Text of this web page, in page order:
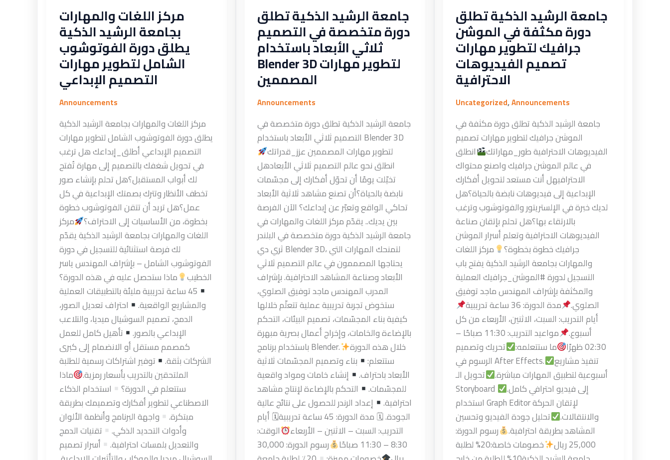
مركز اللغات والمهارات
بجامعة الرشيد الذكية
يطلق دورة الفوتوشوب
الشامل لتطوير مهارات
التصميم الإبداعي
Announcements
مركز اللغات والمهارات بجامعة الرشيد الذكية
يطلق دورة الفوتوشوب الشامل لتطوير مهارات
التصميم الإبداعي أطلق_إبداعك هل ترغب
في تحويل شغفك بالتصميم إلى مهارة تُفتح
لك أبواب المستقبل؟هل تحلم بإنشاء صور
تخطف الأنظار وتترك بصمتك الإبداعية في كل
عمل؟هل تريد أن تتقن الفوتوشوب خطوة
بخطوة، من الأساسيات إلى الاحتراف؟
مركز
اللغات والمهارات بجامعة الرشيد الذكية يقدّم
لك فرصة استثنائية للتسجيل في دورة
الفوتوشوب الشامل – بإشراف المهندس ياسر
الخطيب
ماذا ستحصل عليه في هذه الدورة؟
45 ساعة تدريبية مليئة بالتطبيقات العملية
والمشاريع الواقعية.
احتراف تعديل الصور،
الدمج، تصميم السوشيال ميديا، والتلاعب
الإبداعي بالصور.
تأهيل كامل للعمل
كمصمم مستقل أو الانضمام إلى كبرى
الشركات بثقة.
توفير اشتراكات رسمية للطلبة
الملتحقين بالتدريب بأسعار رمزية.
ماذا
ستتعلم في الدورة؟
استخدام الذكاء
الاصطناعي لتطوير أفكارك وتصميمك بطريقة
مبتكرة.
واجهة البرنامج وأنظمة الألوان
وأدوات التحديد الذكي.
تقنيات الدمج
والتعديل بلمسات احترافية.
أسرار تصميم
جامعة الرشيد الذكية تطلق
دورة متخصصة في التصميم
ثلاثي الأبعاد باستخدام
Blender 3D لتطوير مهارات
المصممين
Announcements
جامعة الرشيد الذكية تطلق دورة متخصصة في
التصميم ثلاثي الأبعاد باستخدام Blender 3D
لتطوير مهارات المصممين عزز_قدراتك
انطلق نحو عالم التصميم ثلاثي الأبعادهل
تخيّلت يومًا أن تحوّل أفكارك إلى مجسّمات
نابضة بالحياة؟أن تصنع مشاهد ثلاثية الأبعاد
تحاكي الواقع وتعبّر عن إبداعك؟ الآن الفرصة
بين يديك.. يقدّم مركز اللغات والمهارات في
جامعة الرشيد الذكية دورة متخصصة في البلندر
ثري دي Blender 3D، لتمنحك المهارات التي
يحتاجها المصممون في عالم التصميم ثلاثي
الأبعاد وصناعة المشاهد الاحترافية. بإشراف
المدرب المهندس ماجد توفيق الصلوي،
ستخوض تجربة تدريبية عملية تتعلّم خلالها
كيفية بناء المجسّمات، تصميم البيئات، التحكم
بالإضاءة والخامات، وإخراج أعمال بصرية مبهرة
باستخدام برنامج Blender.
خلال هذه الدورة
ستتعلم:
بناء وتصميم المجسّمات ثلاثية
الأبعاد باحتراف.
إنشاء خامات ومواد واقعية
للمجسّمات.
التحكم بالإضاءة لإنتاج مشاهد
احترافية.
إعداد الرندر للحصول على نتائج عالية
الجودة. 🗓 مدة الدورة: 45 ساعة تدريبية🗓 أيام
التدريب: السبت – الاثنين – الأربعاء
الوقت:
8:30 – 11:30 صباحًا
رسوم الدورة: 30,000
جامعة الرشيد الذكية تطلق
دورة مكثفة في الموشن
جرافيك لتطوير مهارات
تصميم الفيديوهات
الاحترافية
Uncategorized,Announcements
جامعة الرشيد الذكية تطلق دورة مكثفة في
الموشن جرافيك لتطوير مهارات تصميم
الفيديوهات الاحترافية طور_مهاراتك
انطلق
في عالم الموشن جرافيك واصنع محتواك
الاحترافيهل أنت مستعد لتحويل أفكارك
الإبداعية إلى فيديوهات نابضة بالحياة؟هل
لديك خبرة في الإلستريتور والفوتوشوب وترغب
بالارتقاء بها؟هل تحلم بإتقان صناعة
الفيديوهات الاحترافية وتعلم أسرار الموشن
جرافيك خطوة بخطوة؟
مركز اللغات
والمهارات بجامعة الرشيد الذكية يفتح باب
التسجيل لدورة #الموشن_جرافيك العملية
والمكثفة بإشراف المهندس ماجد توفيق
الصلوي.
مدة الدورة: 36 ساعة تدريبية
أيام التدريب: السبت، الاثنين، الأربعاء من كل
أسبوع.
مواعيد التدريب: 11:30 صباحًا –
02:30 ظهرًا
ما ستتعلمه:
تحريك وتصميم
الرسوم في After Effects.
تنفيذ مشاريع
أسبوعية لتطبيق المهارات مباشرة.
تحويل الـ
Storyboard إلى فيديو احترافي كامل.
استخدام Graph Editor لإتقان الحركة
والانتقالات.
تحليل جودة الفيديو وتحسين
المشاهد بطريقة احترافية.
رسوم الدورة:
25,000 ريال
خصومات خاصة:20% لطلبة